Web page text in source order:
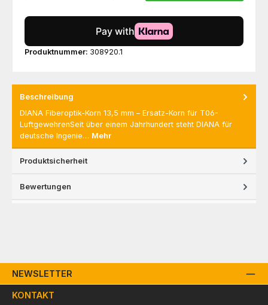
Produktnummer: 308920.1
Beschreibung
DIANA Fiberoptik-Korn 13,5 mm – Ersatz-Korn für T06-
LuftgewehrenSeit über einem Jahrhundert steht DIANA für
deutsche Ingenie… Mehr
Produktsicherheit
Bewertungen
NEWSLETTER
KONTAKT